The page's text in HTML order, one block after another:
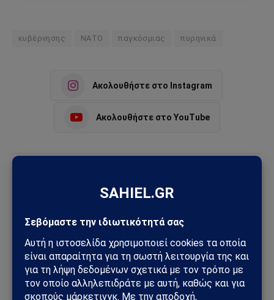
κυβέρνησης ΝΑΤΟ παγκόσμιας πυρηνικά
Ακολουθήστε στο Instagram
Ακολουθήστε στο YouTube
Twitter Pinterest
Sahiel Newsroom
Facebook
X
(Twitter)
PinterestInstagram
Tumblr
Το Sahiel.gr είναι ανεξάρτητη ψηφιακή πύλη ενημέρωσης
και ανάλυσης με έμφαση στη γεωπολιτική, τη διεθνή